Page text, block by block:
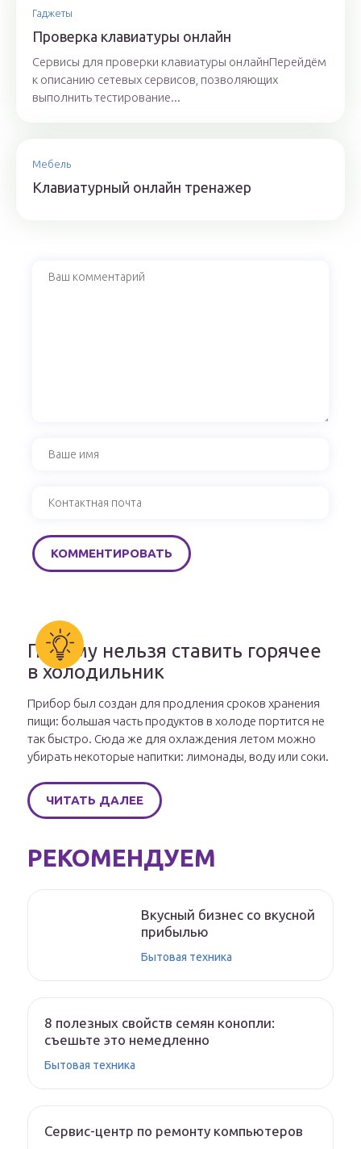
Гаджеты
Проверка клавиатуры онлайн
Сервисы для проверки клавиатуры онлайнПерейдём
к описанию сетевых сервисов, позволяющих
выполнить тестирование...
Мебель
Клавиатурный онлайн тренажер
Почему нельзя ставить горячее
в холодильник
Прибор был создан для продления сроков хранения
пищи: большая часть продуктов в холоде портится не
так быстро. Сюда же для охлаждения летом можно
убирать некоторые напитки: лимонады, воду или соки.
ЧИТАТЬ ДАЛЕЕ
РЕКОМЕНДУЕМ
Вкусный бизнес со вкусной
прибылью
Бытовая техника
8 полезных свойств семян конопли:
съешьте это немедленно
Бытовая техника
Сервис-центр по ремонту компьютеров